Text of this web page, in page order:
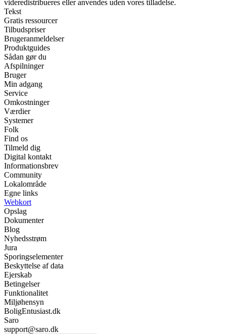
videredistribueres eller anvendes uden vores tilladelse.
Tekst
Gratis ressourcer
Tilbudspriser
Brugeranmeldelser
Produktguides
Sådan gør du
Afspilninger
Bruger
Min adgang
Service
Omkostninger
Værdier
Systemer
Folk
Find os
Tilmeld dig
Digital kontakt
Informationsbrev
Community
Lokalområde
Egne links
Webkort
Opslag
Dokumenter
Blog
Nyhedsstrøm
Jura
Sporingselementer
Beskyttelse af data
Ejerskab
Betingelser
Funktionalitet
Miljøhensyn
BoligEntusiast.dk
Saro
support@saro.dk